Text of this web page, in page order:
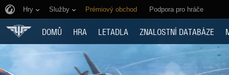
Hry Služby Prémiový obchod Podpora pro hráče
DOMŮ HRA LETADLA ZNALOSTNÍ DATABÁZE